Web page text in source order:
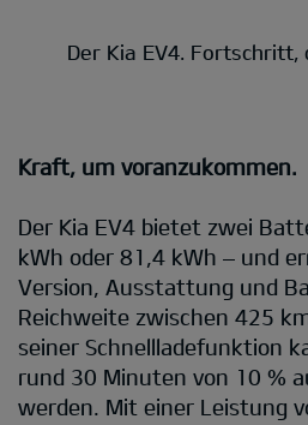
Der Kia EV4. Fortschritt,
Kraft, um voranzukommen.
Der Kia EV4 bietet zwei
kWh oder 81,4 kWh – und
Version, Ausstattung und
Reichweite zwischen 425
seiner Schnellladefunktion
rund 30 Minuten von 10 %
werden. Mit einer Leistung